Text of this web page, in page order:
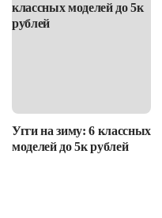
Угги на зиму: 6 классных
моделей до 5к рублей